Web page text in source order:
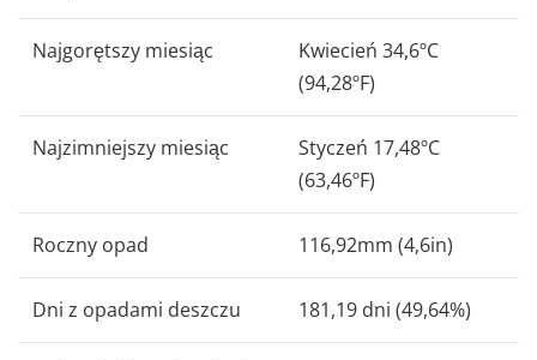
Najgorętszy miesiąc
Kwiecień 34,6ºC
(94,28ºF)
Najzimniejszy miesiąc
Styczeń 17,48ºC
(63,46ºF)
Roczny opad 116,92mm (4,6in)
Dni z opadami deszczu 181,19 dni (49,64%)